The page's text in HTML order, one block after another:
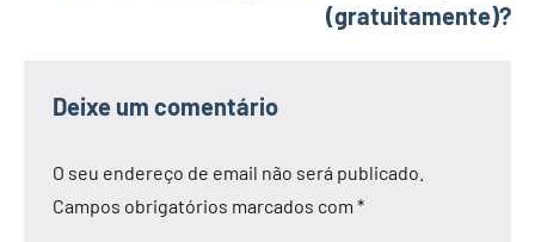
(gratuitamente)?
Deixe um comentário
O seu endereço de email não será publicado.
Campos obrigatórios marcados com *